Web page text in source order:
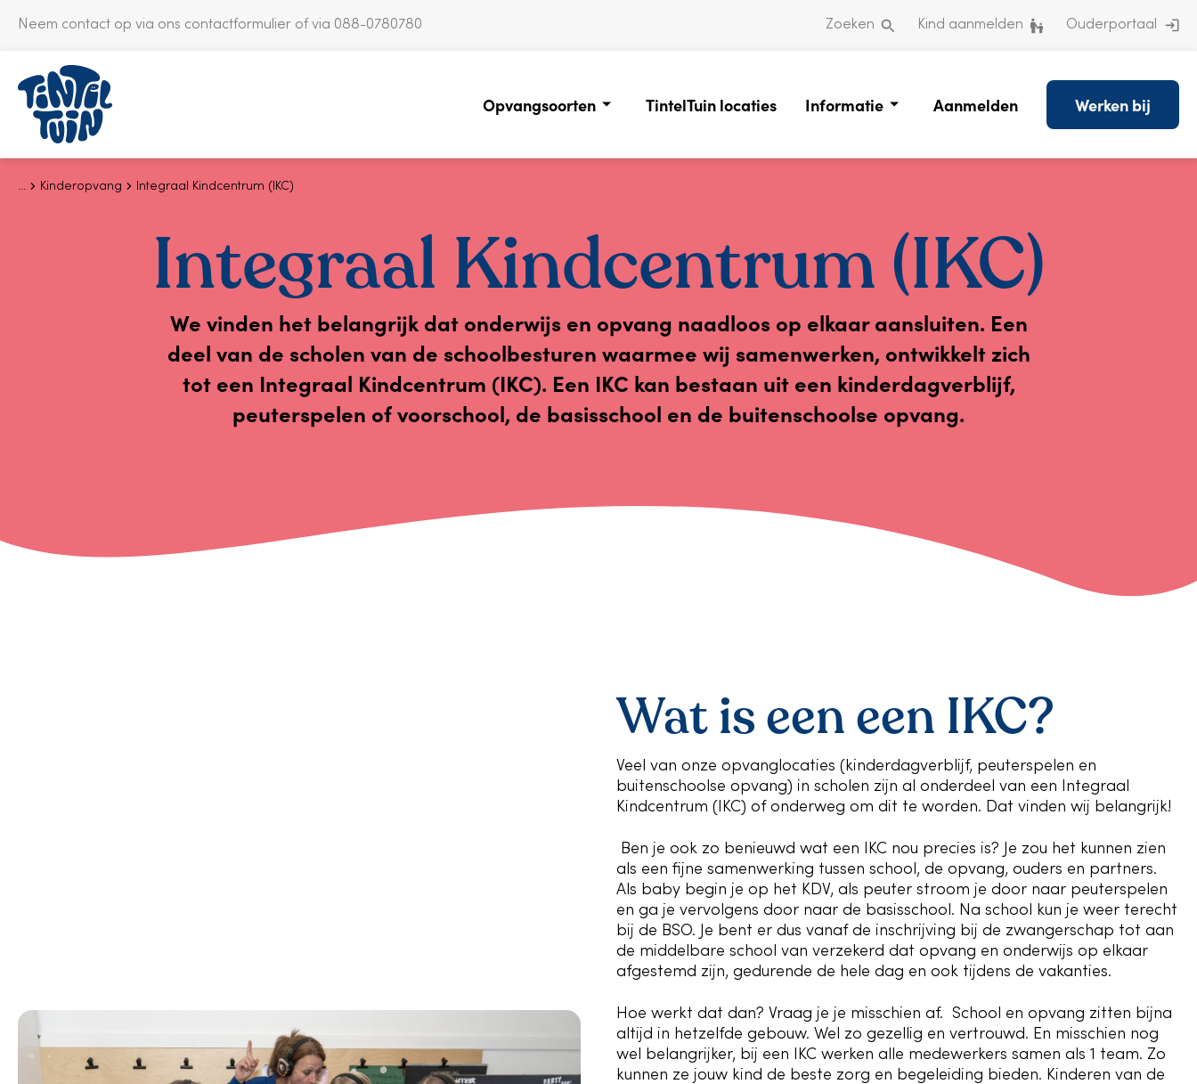
Neem contact op via ons contactformulier of via 088-0780780 Zoeken Kind aanmelden Ouderportaal
o
Opvangsoorten TintelTuin locaties Informatie Aanmelden Werken bij
Kinderopvang Integraal Kindcentrum (IKC)
Integraal Kindcentrum (IKC)
We vinden het belangrijk dat onderwijs en opvang naadloos op elkaar aansluiten. Een
deel van de scholen van de schoolbesturen waarmee wij samenwerken, ontwikkelt zich
tot een Integraal Kindcentrum (IKC). Een IKC kan bestaan uit een kinderdagverblijf,
peuterspelen of voorschool, de basisschool en de buitenschoolse opvang.
Wat is een een IKC?
Veel van onze opvanglocaties (kinderdagverblijf, peuterspelen en
buitenschoolse opvang) in scholen zijn al onderdeel van een Integraal
Kindcentrum (IKC) of onderweg om dit te worden. Dat vinden wij belangrijk!
Ben je ook zo benieuwd wat een IKC nou precies is? Je zou het kunnen zien
als een fijne samenwerking tussen school, de opvang, ouders en partners.
Als baby begin je op het KDV, als peuter stroom je door naar peuterspelen
en ga je vervolgens door naar de basisschool. Na school kun je weer terecht
bij de BSO. Je bent er dus vanaf de inschrijving bij de zwangerschap tot aan
de middelbare school van verzekerd dat opvang en onderwijs op elkaar
afgestemd zijn, gedurende de hele dag en ook tijdens de vakanties.
Hoe werkt dat dan? Vraag je je misschien af.
School en opvang zitten bijna
altijd in hetzelfde gebouw. Wel zo gezellig en vertrouwd. En misschien nog
wel belangrijker, bij een IKC werken alle medewerkers samen als 1 team. Zo
kunnen ze jouw kind de beste zorg en begeleiding bieden. Kinderen van de